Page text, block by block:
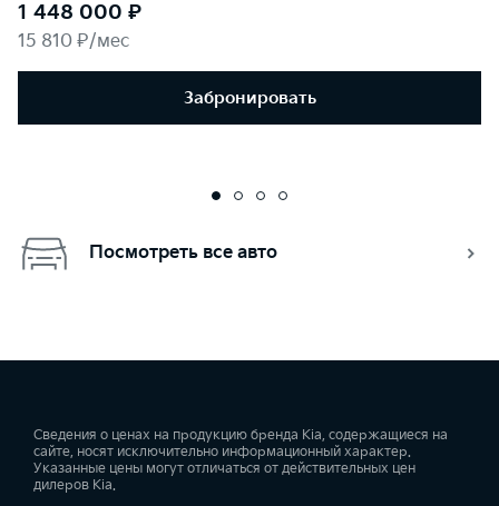
1 448 000 ₽
15 810 ₽/мес
Забронировать
Посмотреть все авто
Сведения о ценах на продукцию бренда Kia, содержащиеся на
сайте, носят исключительно информационный характер.
Указанные цены могут отличаться от действительных цен
дилеров Kia.